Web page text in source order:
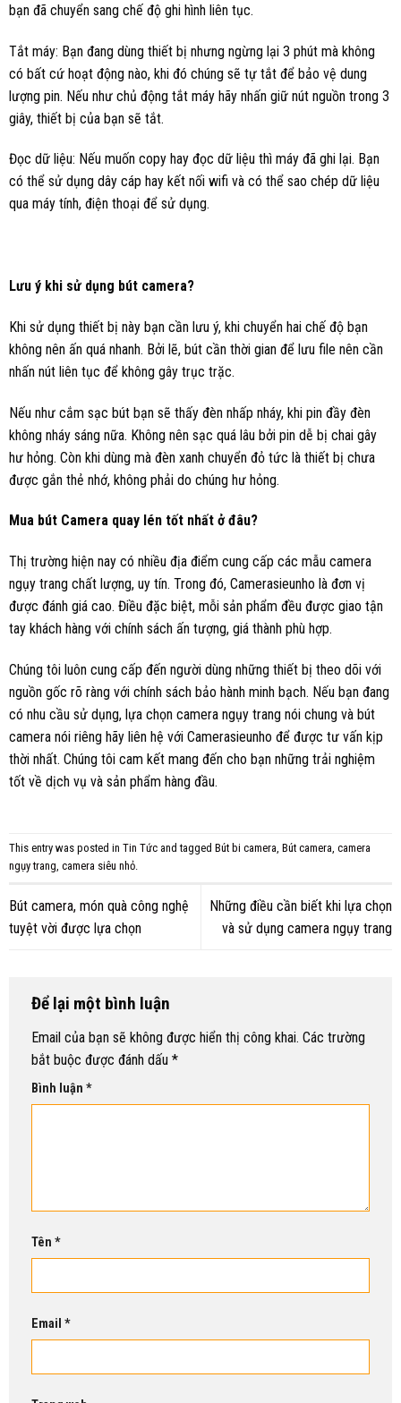
bạn đã chuyển sang chế độ ghi hình liên tục.
Tắt máy: Bạn đang dùng thiết bị nhưng ngừng lại 3 phút mà không
có bất cứ hoạt động nào, khi đó chúng sẽ tự tắt để bảo vệ dung
lượng pin. Nếu như chủ động tắt máy hãy nhấn giữ nút nguồn trong 3
giây, thiết bị của bạn sẽ tắt.
Đọc dữ liệu: Nếu muốn copy hay đọc dữ liệu thì máy đã ghi lại. Bạn
có thể sử dụng dây cáp hay kết nối wifi và có thể sao chép dữ liệu
qua máy tính, điện thoại để sử dụng.
Lưu ý khi sử dụng bút camera?
Khi sử dụng thiết bị này bạn cần lưu ý, khi chuyển hai chế độ bạn
không nên ấn quá nhanh. Bởi lẽ, bút cần thời gian để lưu file nên cần
nhấn nút liên tục để không gây trục trặc.
Nếu như cắm sạc bút bạn sẽ thấy đèn nhấp nháy, khi pin đầy đèn
không nháy sáng nữa. Không nên sạc quá lâu bởi pin dễ bị chai gây
hư hỏng. Còn khi dùng mà đèn xanh chuyển đỏ tức là thiết bị chưa
được gắn thẻ nhớ, không phải do chúng hư hỏng.
Mua bút Camera quay lén tốt nhất ở đâu?
Thị trường hiện nay có nhiều địa điểm cung cấp các mẫu camera
ngụy trang chất lượng, uy tín. Trong đó, Camerasieunho là đơn vị
được đánh giá cao. Điều đặc biệt, mỗi sản phẩm đều được giao tận
tay khách hàng với chính sách ấn tượng, giá thành phù hợp.
Chúng tôi luôn cung cấp đến người dùng những thiết bị theo dõi với
nguồn gốc rõ ràng với chính sách bảo hành minh bạch. Nếu bạn đang
có nhu cầu sử dụng, lựa chọn camera ngụy trang nói chung và bút
camera nói riêng hãy liên hệ với Camerasieunho để được tư vấn kịp
thời nhất. Chúng tôi cam kết mang đến cho bạn những trải nghiệm
tốt về dịch vụ và sản phẩm hàng đầu.
This entry was posted in Tin Tức and tagged Bút bi camera, Bút camera, camera
ngụy trang, camera siêu nhỏ.
Bút camera, món quà công nghệ
tuyệt vời được lựa chọn
Những điều cần biết khi lựa chọn
và sử dụng camera ngụy trang
Để lại một bình luận
Email của bạn sẽ không được hiển thị công khai. Các trường
bắt buộc được đánh dấu *
Bình luận *
Tên *
Email *